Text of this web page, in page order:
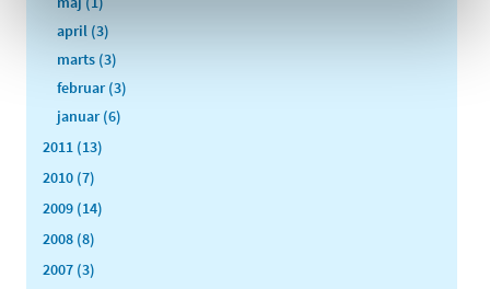
april (3)
marts (3)
februar (3)
januar (6)
2011 (13)
2010 (7)
2009 (14)
2008 (8)
2007 (3)